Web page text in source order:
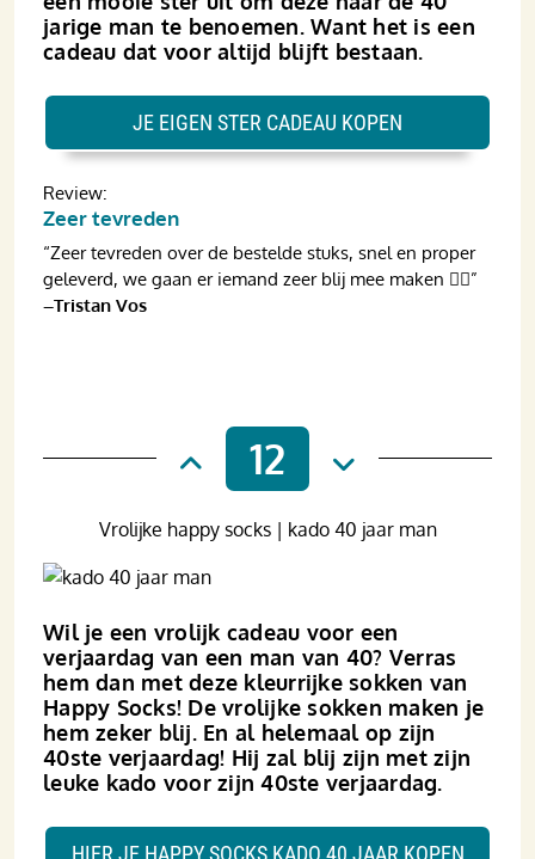
jarige man te benoemen. Want het is een
cadeau dat voor altijd blijft bestaan.
Review:
Zeer tevreden
“Zeer tevreden over de bestelde stuks, snel en proper
geleverd, we gaan er iemand zeer blij mee maken 👌🏼”
–Tristan Vos
JE EIGEN STER CADEAU KOPEN
12
Wil je een vrolijk cadeau voor een
verjaardag van een man van 40? Verras
hem dan met deze kleurrijke sokken van
Happy Socks! De vrolijke sokken maken je
hem zeker blij. En al helemaal op zijn
40ste verjaardag! Hij zal blij zijn met zijn
leuke kado voor zijn 40ste verjaardag.
Vrolijke happy socks | kado 40 jaar man
HIER JE HAPPY SOCKS KADO 40 JAAR KOPEN